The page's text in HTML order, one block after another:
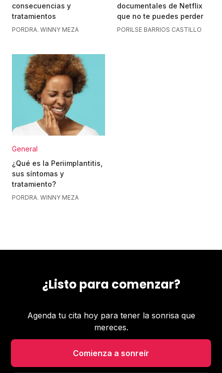
consecuencias y
tratamientos
PORDRA. WINNY MEZA
documentales de Netflix
que no te puedes perder
PORILSE BARRIOS CASTILLO
General
¿Qué es la Periimplantitis,
sus síntomas y
tratamiento?
PORDRA. WINNY MEZA
¿Listo para comenzar?
Agenda tu cita hoy para tener la sonrisa que
mereces.
Comienza a sonreír